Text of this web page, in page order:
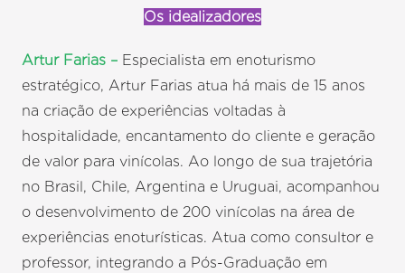
Os idealizadores
Artur Farias – Especialista em enoturismo
estratégico, Artur Farias atua há mais de 15 anos
na criação de experiências voltadas à
hospitalidade, encantamento do cliente e geração
de valor para vinícolas. Ao longo de sua trajetória
no Brasil, Chile, Argentina e Uruguai, acompanhou
o desenvolvimento de 200 vinícolas na área de
experiências enoturísticas. Atua como consultor e
professor, integrando a Pós-Graduação em